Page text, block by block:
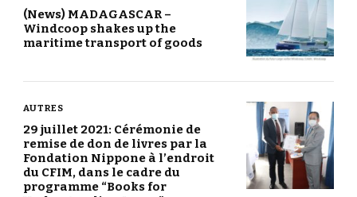
(News) MADAGASCAR –
Windcoop shakes up the
maritime transport of goods
AUTRES
29 juillet 2021: Cérémonie de
remise de don de livres par la
Fondation Nippone à l’endroit
du CFIM, dans le cadre du
programme “Books for